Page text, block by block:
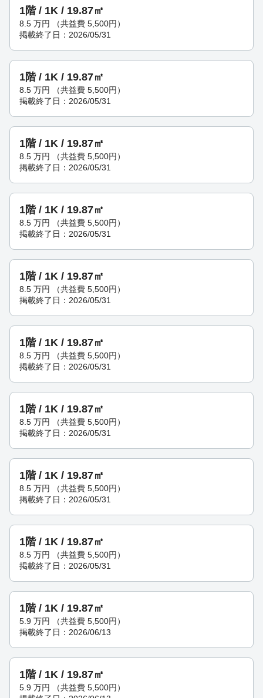
1階 / 1K / 19.87㎡
8.5 万円 （共益費 5,500円）
掲載終了日：2026/05/31
1階 / 1K / 19.87㎡
8.5 万円 （共益費 5,500円）
掲載終了日：2026/05/31
1階 / 1K / 19.87㎡
8.5 万円 （共益費 5,500円）
掲載終了日：2026/05/31
1階 / 1K / 19.87㎡
8.5 万円 （共益費 5,500円）
掲載終了日：2026/05/31
1階 / 1K / 19.87㎡
8.5 万円 （共益費 5,500円）
掲載終了日：2026/05/31
1階 / 1K / 19.87㎡
8.5 万円 （共益費 5,500円）
掲載終了日：2026/05/31
1階 / 1K / 19.87㎡
8.5 万円 （共益費 5,500円）
掲載終了日：2026/05/31
1階 / 1K / 19.87㎡
8.5 万円 （共益費 5,500円）
掲載終了日：2026/05/31
1階 / 1K / 19.87㎡
8.5 万円 （共益費 5,500円）
掲載終了日：2026/05/31
1階 / 1K / 19.87㎡
5.9 万円 （共益費 5,500円）
掲載終了日：2026/06/13
1階 / 1K / 19.87㎡
5.9 万円 （共益費 5,500円）